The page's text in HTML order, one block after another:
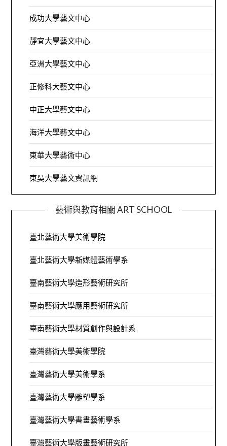
成功大學藝文中心
靜宜大學藝文中心
亞洲大學藝文中心
正修科大藝文中心
中正大學藝文中心
海洋大學藝文中心
東華大學藝術中心
東吳大學藝文資訊網
藝術與教育相關 ART SCHOOL
臺北藝術大學美術學院
臺北藝術大學新媒體藝術學系
臺南藝術大學造形藝術研究所
臺南藝術大學應用藝術研究所
臺南藝術大學材質創作與設計系
臺灣藝術大學美術學院
臺灣藝術大學美術學系
臺灣藝術大學雕塑學系
臺灣藝術大學書畫藝術學系
臺灣藝術大學版畫藝術研究所